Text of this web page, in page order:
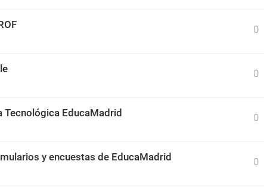
0
0
EducaMadrid 0
y encuestas de EducaMadrid 0